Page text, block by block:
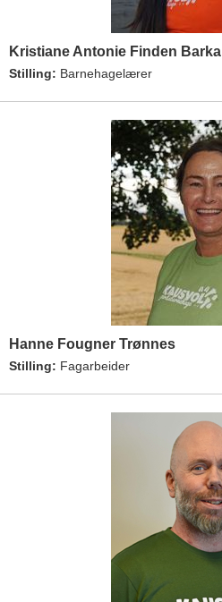
Kristiane Antonie Finden Barka
Stilling: Barnehagelærer
Hanne Fougner Trønnes
Stilling: Fagarbeider